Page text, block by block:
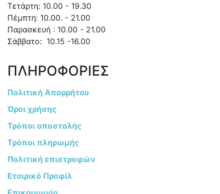
Τετάρτη: 10.00 - 19.30
Πέμπτη: 10.00. - 21.00
Παρασκευή : 10.00 - 21.00
Σάββατο: 10.15 -16.00
ΠΛΗΡΟΦΟΡΙΕΣ
Πολιτική Απορρήτου
Όροι χρήσης
Τρόποι αποστολής
Τρόποι πληρωμής
Πολιτική επιστροφών
Εταιρικό Προφίλ